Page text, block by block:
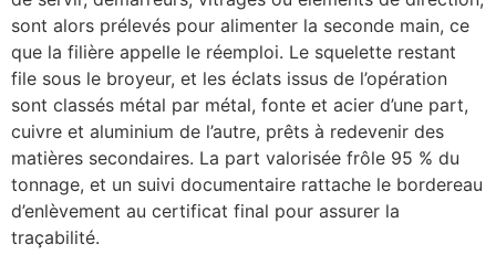
sont alors prélevés pour alimenter la seconde main, ce
que la filière appelle le réemploi. Le squelette restant
file sous le broyeur, et les éclats issus de l’opération
sont classés métal par métal, fonte et acier d’une part,
cuivre et aluminium de l’autre, prêts à redevenir des
matières secondaires. La part valorisée frôle 95 % du
tonnage, et un suivi documentaire rattache le bordereau
d’enlèvement au certificat final pour assurer la
traçabilité.